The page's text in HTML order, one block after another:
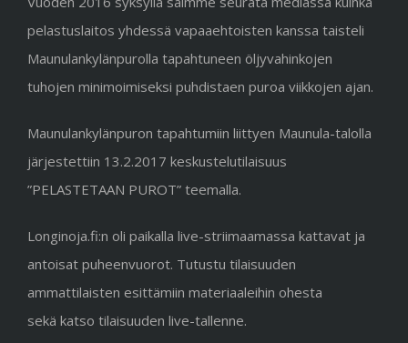
pelastuslaitos yhdessä vapaaehtoisten kanssa taisteli
Maunulankylänpurolla tapahtuneen öljyvahinkojen
tuhojen minimoimiseksi puhdistaen puroa viikkojen ajan.
Maunulankylänpuron tapahtumiin liittyen Maunula-talolla
järjestettiin 13.2.2017 keskustelutilaisuus
”PELASTETAAN PUROT” teemalla.
Longinoja.fi:n oli paikalla live-striimaamassa kattavat ja
antoisat puheenvuorot. Tutustu tilaisuuden
ammattilaisten esittämiin materiaaleihin ohesta
sekä katso tilaisuuden live-tallenne.